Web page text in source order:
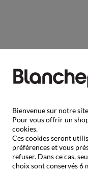
Bienvenue sur notre
Pour vous offrir un
cookies.
Ces cookies seront
préférences et vous
refuser. Dans ce cas,
choix sont conservés 6